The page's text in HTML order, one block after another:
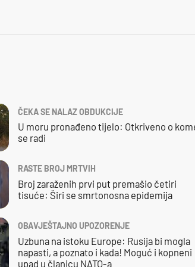
ČEKA SE NALAZ OBDUKCIJE
U moru pronađeno tijelo: Otkriveno o
se radi
RASTE BROJ MRTVIH
Broj zaraženih prvi put premašio četiri
tisuće: Širi se smrtonosna epidemija
OBAVJEŠTAJNO UPOZORENJE
Uzbuna na istoku Europe: Rusija bi mogla
napasti, a poznato i kada! Moguć i kopneni
upad u članicu NATO-a